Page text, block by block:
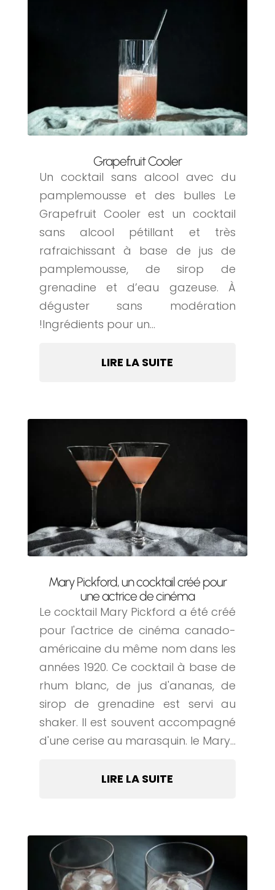
Grapefruit Cooler
Un cocktail sans alcool avec du
pamplemousse et des bulles Le
Grapefruit Cooler est un cocktail
sans alcool pétillant et très
rafraichissant à base de jus de
pamplemousse, de sirop de
grenadine et d’eau gazeuse. À
déguster sans modération
!Ingrédients pour un...
LIRE LA SUITE
Mary Pickford, un cocktail créé pour
une actrice de cinéma
Le cocktail Mary Pickford a été créé
pour l'actrice de cinéma canado-
américaine du même nom dans les
années 1920. Ce cocktail à base de
rhum blanc, de jus d'ananas, de
sirop de grenadine est servi au
shaker. Il est souvent accompagné
d'une cerise au marasquin. le Mary...
LIRE LA SUITE